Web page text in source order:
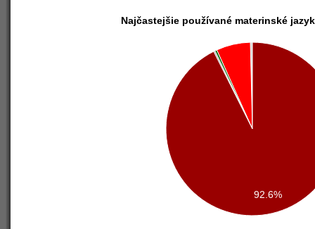
Najčastejšie používané materinské
92.6%